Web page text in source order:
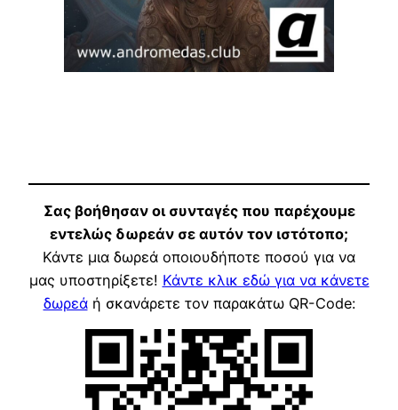
Σας βοήθησαν οι συνταγές που παρέχουμε
εντελώς δωρεάν σε αυτόν τον ιστότοπο;
Κάντε μια δωρεά οποιουδήποτε ποσού για να
μας υποστηρίξετε! Κάντε κλικ εδώ για να κάνετε
δωρεάή σκανάρετε τον παρακάτω QR-Code: